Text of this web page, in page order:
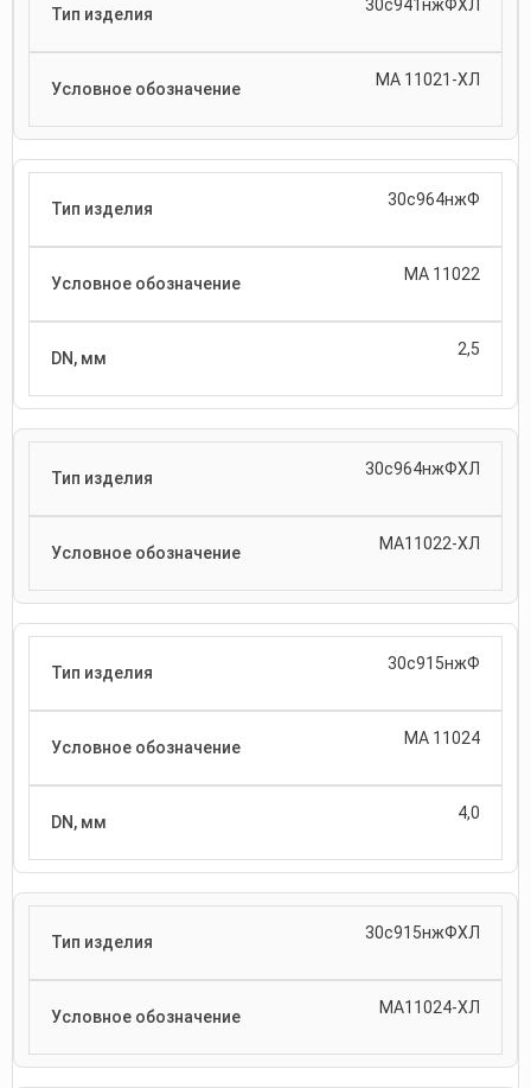
30с941нжФХЛ
МА 11021-ХЛ
30с964нжФ
МА 11022
2,5
30с964нжФХЛ
МА11022-ХЛ
30с915нжФ
МА 11024
4,0
30с915нжФХЛ
МА11024-ХЛ